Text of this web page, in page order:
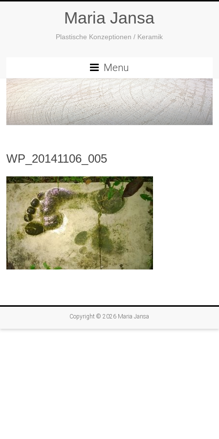
Maria Jansa
Plastische Konzeptionen / Keramik
Menu
WP_20141106_005
Copyright © 2026 Maria Jansa